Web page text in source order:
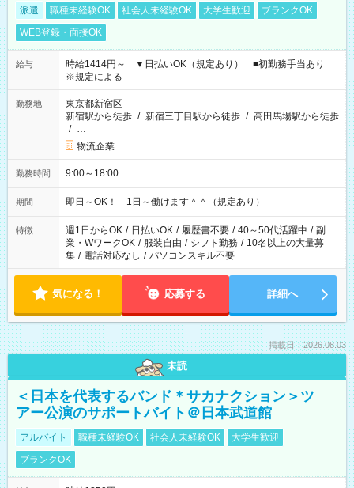
派遣 職種未経験OK 社会人未経験OK 大学生歓迎
ブランクOK
WEB登録・面接OK
給与
時給1414円～ ▼日払いOK（規定あり） ■初勤務手当あり
※規定による
勤務地
東京都新宿区
新宿駅から徒歩 / 新宿三丁目駅から徒歩 / 高田馬場駅から徒歩
/ …
物流企業
勤務時間 9:00～18:00
期間 即日～OK！ 1日～働けます＾＾（規定あり）
特徴 週1日からOK / 日払いOK / 履歴書不要 / 40～50代活躍中 / 副
業・WワークOK / 服装自由 / シフト勤務 / 10名以上の大量募
集 / 電話対応なし / パソコンスキル不要
気になる！ 応募する 詳細へ
掲載日：2026.08.03
未読
＜日本を代表するバンド＊サカナクション＞ツ
アー公演のサポートバイト＠日本武道館
アルバイト 職種未経験OK 社会人未経験OK
大学生歓迎
ブランクOK